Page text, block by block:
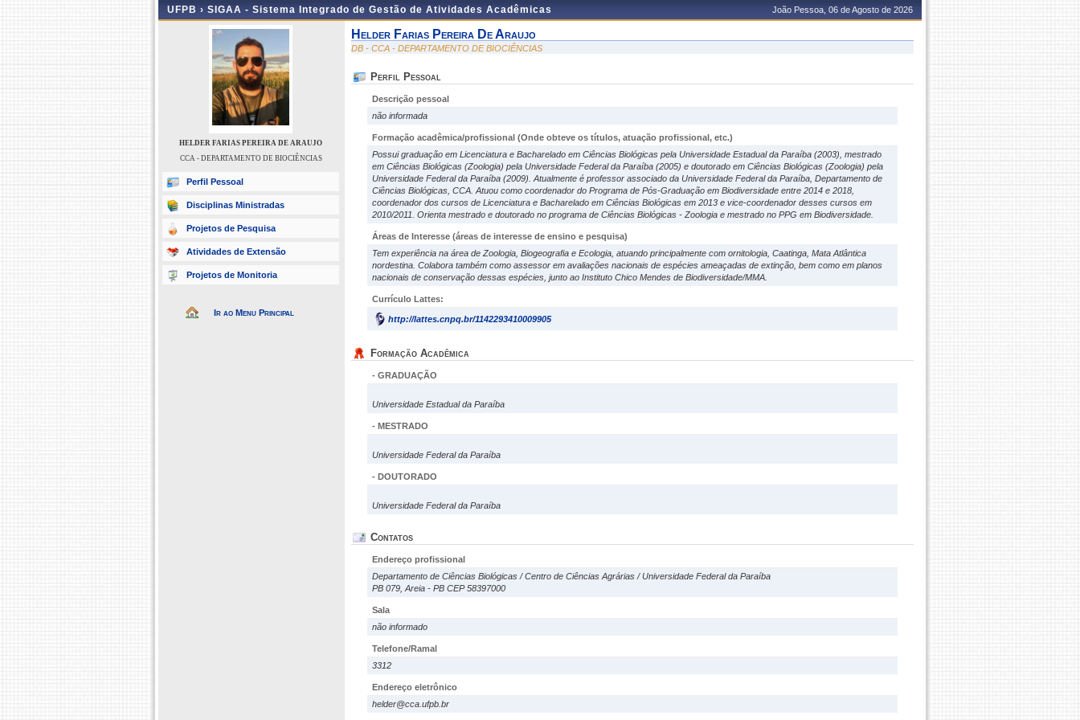
UFPB › SIGAA - Sistema Integrado de Gestão de Atividades Acadêmicas João Pessoa, 06 de Agosto de 2026
HELDER FARIAS PEREIRA DE ARAUJO
CCA - DEPARTAMENTO DE BIOCIÊNCIAS
Perfil Pessoal
Disciplinas Ministradas
Projetos de Pesquisa
Atividades de Extensão
Projetos de Monitoria
Ir ao Menu Principal
Helder Farias Pereira De Araujo
DB - CCA - DEPARTAMENTO DE BIOCIÊNCIAS
Perfil Pessoal
Descrição pessoal
não informada
Formação acadêmica/profissional (Onde obteve os títulos, atuação profissional, etc.)
Possui graduação em Licenciatura e Bacharelado em Ciências Biológicas pela Universidade Estadual da Paraíba (2003), mestrado
em Ciências Biológicas (Zoologia) pela Universidade Federal da Paraíba (2005) e doutorado em Ciências Biológicas (Zoologia) pela
Universidade Federal da Paraíba (2009). Atualmente é professor associado da Universidade Federal da Paraíba, Departamento de
Ciências Biológicas, CCA. Atuou como coordenador do Programa de Pós-Graduação em Biodiversidade entre 2014 e 2018,
coordenador dos cursos de Licenciatura e Bacharelado em Ciências Biológicas em 2013 e vice-coordenador desses cursos em
2010/2011. Orienta mestrado e doutorado no programa de Ciências Biológicas - Zoologia e mestrado no PPG em Biodiversidade.
Áreas de Interesse (áreas de interesse de ensino e pesquisa)
Tem experiência na área de Zoologia, Biogeografia e Ecologia, atuando principalmente com ornitologia, Caatinga, Mata Atlântica
nordestina. Colabora também como assessor em avaliações nacionais de espécies ameaçadas de extinção, bem como em planos
nacionais de conservação dessas espécies, junto ao Instituto Chico Mendes de Biodiversidade/MMA.
Currículo Lattes:
http://lattes.cnpq.br/1142293410009905
Formação Acadêmica
- GRADUAÇÃO
Universidade Estadual da Paraíba
- MESTRADO
Universidade Federal da Paraíba
- DOUTORADO
Universidade Federal da Paraíba
Contatos
Endereço profissional
Departamento de Ciências Biológicas / Centro de Ciências Agrárias / Universidade Federal da Paraíba
PB 079, Areia - PB CEP 58397000
Sala
não informado
Telefone/Ramal
3312
Endereço eletrônico
helder@cca.ufpb.br